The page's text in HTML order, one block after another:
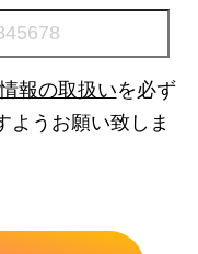
報の取扱いを必ず
ようお願い致しま